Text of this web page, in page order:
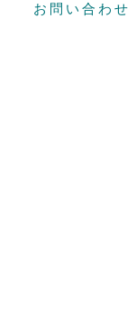
お問い合わせ